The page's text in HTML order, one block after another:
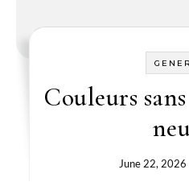
Couleurs
June 22, 2026